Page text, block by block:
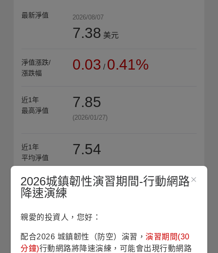
最新淨值 2026/08/07
7.38 美元
淨值漲跌/
漲跌幅
0.03 / 0.41%
近1年
最高淨值
7.85
(2026/01/27)
近1年
平均淨值
7.54
收藏
定期定額
2026城鎮韌性演習期間-行動網路
降速演練
親愛的投資人，您好：
配合2026 城鎮韌性（防空）演習，演習期間(30
分鐘)行動網路將降速演練，可能會出現行動網路